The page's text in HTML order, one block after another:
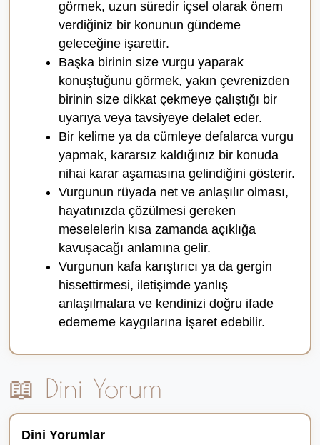
görmek, uzun süredir içsel olarak önem
verdiğiniz bir konunun gündeme
geleceğine işarettir.
Başka birinin size vurgu yaparak
konuştuğunu görmek, yakın çevrenizden
birinin size dikkat çekmeye çalıştığı bir
uyarıya veya tavsiyeye delalet eder.
Bir kelime ya da cümleye defalarca vurgu
yapmak, kararsız kaldığınız bir konuda
nihai karar aşamasına gelindiğini gösterir.
Vurgunun rüyada net ve anlaşılır olması,
hayatınızda çözülmesi gereken
meselelerin kısa zamanda açıklığa
kavuşacağı anlamına gelir.
Vurgunun kafa karıştırıcı ya da gergin
hissettirmesi, iletişimde yanlış
anlaşılmalara ve kendinizi doğru ifade
edememe kaygılarına işaret edebilir.
📖 Dini Yorum
Dini Yorumlar